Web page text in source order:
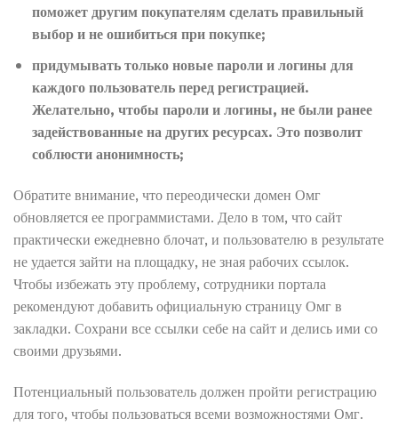
поможет другим покупателям сделать правильный
выбор и не ошибиться при покупке;
придумывать только новые пароли и логины для
каждого пользователь перед регистрацией.
Желательно, чтобы пароли и логины, не были ранее
задействованные на других ресурсах. Это позволит
соблюсти анонимность;
Обратите внимание, что переодически домен Омг
обновляется ее программистами. Дело в том, что сайт
практически ежедневно блочат, и пользователю в результате
не удается зайти на площадку, не зная рабочих ссылок.
Чтобы избежать эту проблему, сотрудники портала
рекомендуют добавить официальную страницу Омг в
закладки. Сохрани все ссылки себе на сайт и делись ими со
своими друзьями.
Потенциальный пользователь должен пройти регистрацию
для того, чтобы пользоваться всеми возможностями Омг.